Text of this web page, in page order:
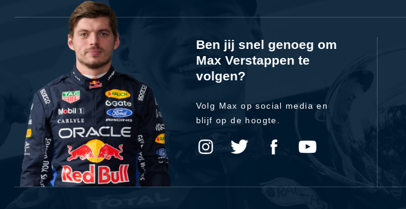
Ben jij snel genoeg om
Max Verstappen te
volgen?
Volg Max op social media en
blijf op de hoogte.